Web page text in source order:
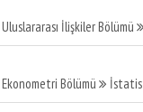
Uluslararası İlişkiler Bölümü
Ekonometri Bölümü